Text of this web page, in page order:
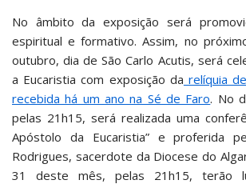
No âmbito da exposição será
espiritual e formativo. Assim, no
outubro, dia de São Carlo Acutis, será
a Eucaristia com exposição da relíquia
recebida há um ano na Sé de Faro. No
pelas 21h15, será realizada uma
Apóstolo da Eucaristia” e proferida
Rodrigues, sacerdote da Diocese do
31 deste mês, pelas 21h15, terão